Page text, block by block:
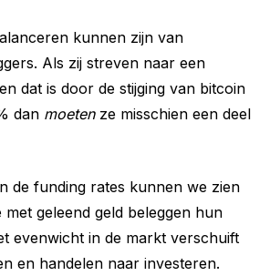
kunnen zijn van
Als zij streven naar een
dat is door de stijging van bitcoin
dan moetenze misschien een deel
de funding rates kunnen we zien
met geleend geld beleggen hun
evenwicht in de markt verschuift
en handelen naar investeren.